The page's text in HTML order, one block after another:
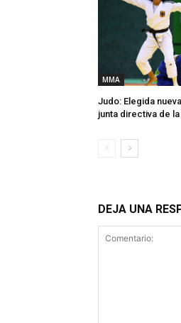
MMA
Judo: Elegida
junta directiva de la
DEJA UNA